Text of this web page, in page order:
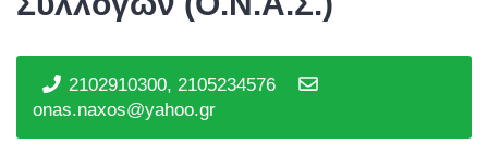
2102910300, 2105234576
onas.naxos@yahoo.gr